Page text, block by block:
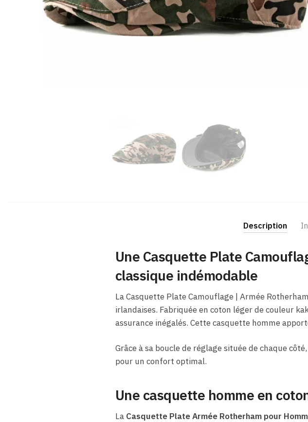
Description
Une Casquette Plate
classique indémodable
La Casquette Plate Camouflage | Armée
irlandaises. Fabriquée en coton léger de couleur
assurance inégalés. Cette casquette homme
Grâce à sa boucle de réglage située de chaque
pour un confort optimal.
Une casquette homme en
La Casquette Plate Armée Rotherham pour